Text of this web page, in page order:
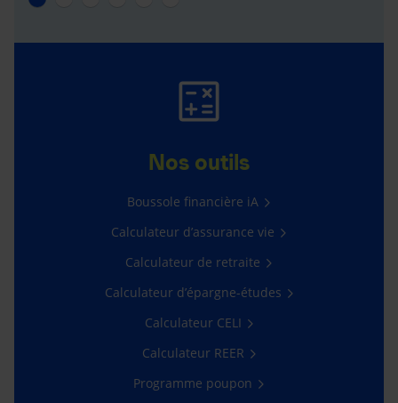
Nos outils
Boussole financière iA
Calculateur d’assurance vie
Calculateur de retraite
Calculateur d’épargne-études
Calculateur CELI
Calculateur REER
Programme poupon